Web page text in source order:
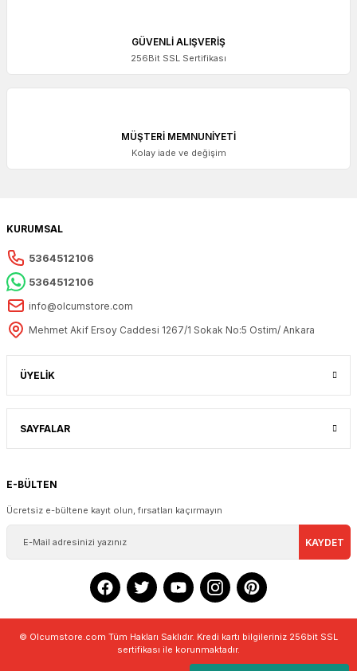
GÜVENLİ ALIŞVERİŞ
256Bit SSL Sertifikası
MÜŞTERİ MEMNUNİYETİ
Kolay iade ve değişim
KURUMSAL
5364512106
5364512106
info@olcumstore.com
Mehmet Akif Ersoy Caddesi 1267/1 Sokak No:5 Ostim/ Ankara
ÜYELİK
SAYFALAR
E-BÜLTEN
Ücretsiz e-bültene kayıt olun, fırsatları kaçırmayın
KAYDET
© Olcumstore.com Tüm Hakları Saklıdır. Kredi kartı bilgileriniz 256bit SSL
sertifikası ile korunmaktadır.